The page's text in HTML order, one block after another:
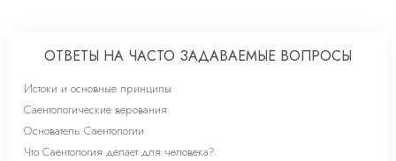
ОТВЕТЫ НА ЧАСТО ЗАДАВАЕМЫЕ ВОПРОСЫ
Истоки и основные принципы
Саентологические верования
Основатель Саентологии
Что Саентология делает для человека?